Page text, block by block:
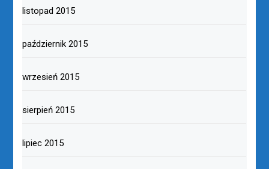
listopad 2015
październik 2015
wrzesień 2015
sierpień 2015
lipiec 2015